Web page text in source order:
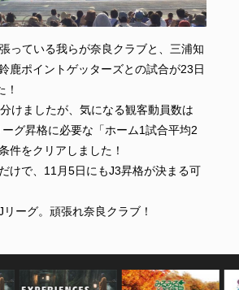
っている我らが奈良クラブと、三浦知
鹿ポイントゲッターズとの試合が23日
！
けましたが、気になる観客動員数は
グ昇格に必要な「ホーム1試合平均2
件をクリアしました！
けで、11月5日にもJ3昇格が決まる可
ーグ。頑張れ奈良クラブ！